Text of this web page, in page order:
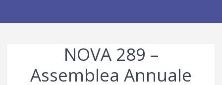
NOVA 289 –
Assemblea Annuale